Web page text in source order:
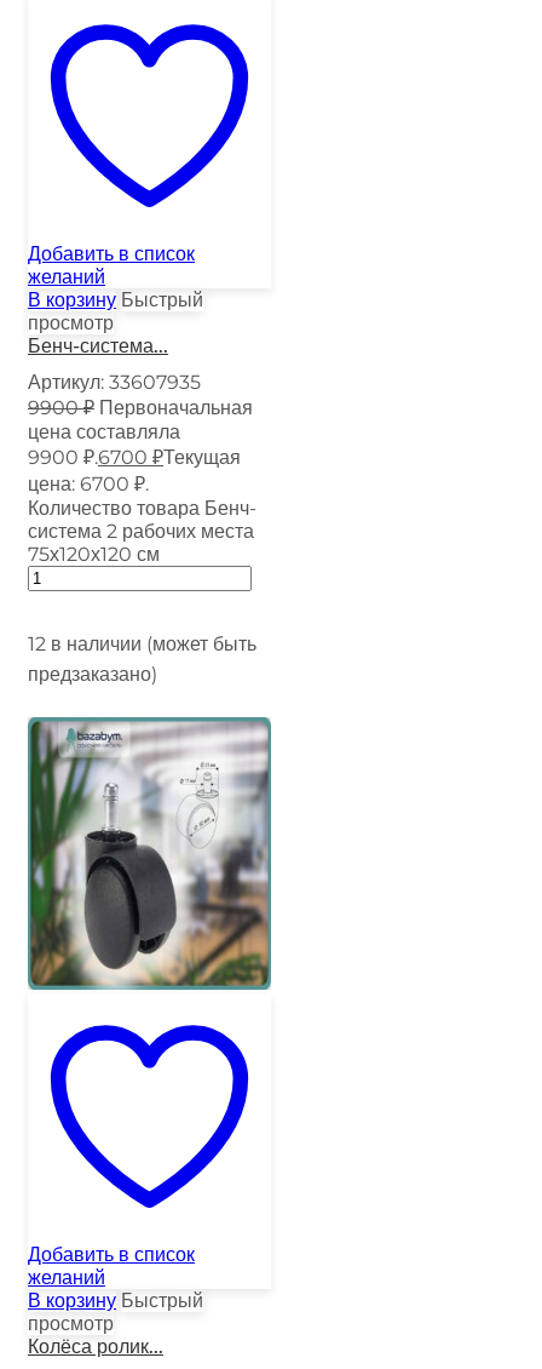
Добавить в список
желаний
В корзину Быстрый
просмотр
Бенч-система...
Артикул: 33607935
9900₽ Первоначальная
цена составляла
9900 ₽.6700 ₽Текущая
цена: 6700 ₽.
Количество товара Бенч-
система 2 рабочих места
75х120х120 см
12 в наличии (может быть
предзаказано)
Добавить в список
желаний
В корзину Быстрый
просмотр
Колёса ролик...